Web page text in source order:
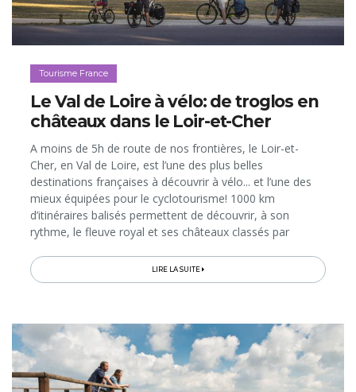
Tourisme France
Le Val de Loire à vélo: de troglos en
châteaux dans le Loir-et-Cher
A moins de 5h de route de nos frontières, le Loir-et-
Cher, en Val de Loire, est l’une des plus belles
destinations françaises à découvrir à vélo... et l’une des
mieux équipées pour le cyclotourisme! 1000 km
d’itinéraires balisés permettent de découvrir, à son
rythme, le fleuve royal et ses châteaux classés par
LIRE LA SUITE